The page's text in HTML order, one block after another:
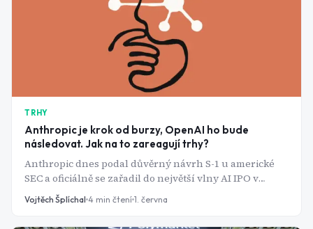
TRHY
Anthropic je krok od burzy, OpenAI ho bude
následovat. Jak na to zareagují trhy?
Anthropic dnes podal důvěrný návrh S-1 u americké
SEC a oficiálně se zařadil do největší vlny AI IPO v
historii. SpaceX míří na Nasdaq příští týden, OpenAI
plánuje září. Dohromady jde o více než tři biliony
Vojtěch Šplíchal 4 min čtení 1. června